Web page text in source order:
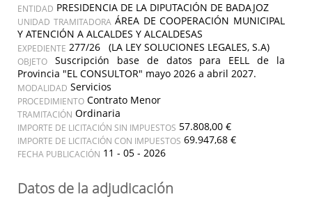
ENTIDAD PRESIDENCIA DE LA DIPUTACIÓN DE BADAJOZ
UNIDAD TRAMITADORA ÁREA DE COOPERACIÓN MUNICIPAL
Y ATENCIÓN A ALCALDES Y ALCALDESAS
EXPEDIENTE 277/26 (LA LEY SOLUCIONES LEGALES, S.A)
OBJETO
Suscripción base de datos para EELL de la
Provincia "EL CONSULTOR" mayo 2026 a abril 2027.
MODALIDAD Servicios
PROCEDIMIENTO Contrato Menor
TRAMITACIÓN Ordinaria
IMPORTE DE LICITACIÓN SIN IMPUESTOS 57.808,00 €
IMPORTE DE LICITACIÓN CON IMPUESTOS 69.947,68 €
FECHA PUBLICACIÓN 11 - 05 - 2026
Datos de la adjudicación